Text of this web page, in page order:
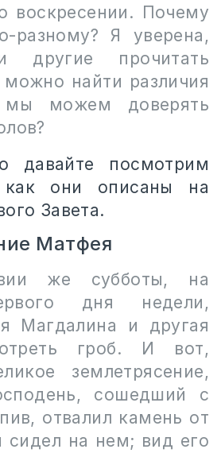
воскресении. Почему
разному? Я уверена,
прочитать
можно найти различия
можем доверять
давайте посмотрим
они описаны на
Завета.
Матфея
же субботы, на
дня недели,
Магдалина и другая
гроб. И вот,
землетрясение,
сошедший с
отвалил камень от
сидел на нем; вид его